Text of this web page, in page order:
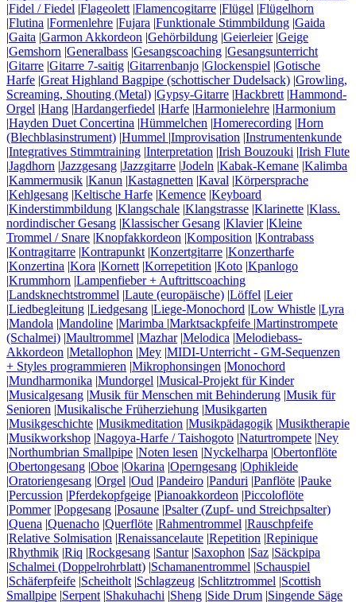
|Fidel / Fiedel |Flageolett|Flamencogitarre |Flügel |Flügelhorn
|Flutina |Formenlehre |Fujara |Funktionale Stimmbildung |Gaida
|Gaita |Garmon Akkordeon |Gehörbildung |Geierleier|Geige
|Gemshorn |Generalbass |Gesangscoaching |Gesangsunterricht
|Gitarre |Gitarre 7-saitig |Gitarrenbanjo |Glockenspiel |Gotische
Harfe |Great Highland Bagpipe (schottischer Dudelsack) |Growling,
Screaming, Shouting (Metal) |Gypsy-Gitarre |Hackbrett|Hammond-
Orgel |Hang |Hardangerfiedel |Harfe |Harmonielehre |Harmonium
|Hayden Duet Concertina |Hümmelchen |Homerecording |Horn
(Blechblasinstrument) |Hummel |Improvisation |Instrumentenkunde
|Integratives Stimmtraining |Interpretation |Irish Bouzouki |Irish Flute
|Jagdhorn |Jazzgesang |Jazzgitarre |Jodeln |Kabak-Kemane |Kalimba
|Kammermusik |Kanun |Kastagnetten |Kaval |Körpersprache
|Kehlgesang |Keltische Harfe |Kemence |Keyboard
|Kinderstimmbildung |Klangschale |Klangstrasse |Klarinette |Klass.
nordindischer Gesang |Klassischer Gesang |Klavier|Kleine
Trommel / Snare |Knopfakkordeon |Komposition |Kontrabass
|Kontragitarre |Kontrapunkt|Konzertgitarre |Konzertharfe
|Konzertina |Kora |Kornett|Korrepetition |Koto |Kpanlogo
|Krummhorn |Lampenfieber + Auftrittscoaching
|Landsknechtstrommel |Laute (europäische) |Löffel |Leier
|Liedbegleitung |Liedgesang |Liege-Monochord |Low Whistle |Lyra
|Mandola |Mandoline |Marimba |Marktsackpfeife |Martinstrompete
(Schalmei) |Maultrommel |Mazhar|Melodica |Melodiebass-
Akkordeon |Metallophon |Mey |MIDI-Unterricht - GM-Sequenzen
+ Styles programmieren |Mikrophonsingen |Monochord
|Mundharmonika |Mundorgel |Musical-Projekt für Kinder
|Musicalgesang |Musik für Menschen mit Behinderung |Musik für
Senioren |Musikalische Früherziehung |Musikgarten
|Musikgeschichte |Musikmeditation |Musikpädagogik |Musiktherapie
|Musikworkshop |Nagoya-Harfe / Taishogoto |Naturtrompete |Ney
|Northumbrian Smallpipe |Noten lesen |Nyckelharpa |Obertonflöte
|Obertongesang |Oboe |Okarina |Operngesang |Ophikleide
|Oratoriengesang |Orgel |Oud |Pandeiro |Panduri |Panflöte |Pauke
|Percussion |Pferdekopfgeige |Pianoakkordeon |Piccoloflöte
|Pommer|Popgesang |Posaune |Psalter (Zupf- und Streichpsalter)
|Quena |Quenacho |Querflöte |Rahmentrommel |Rauschpfeife
|Relative Solmisation |Renaissancelaute |Repetition |Repinique
|Rhythmik |Riq |Rockgesang |Santur|Saxophon |Saz |Säckpipa
|Schalmei (Doppelrohrblatt) |Schamanentrommel |Schauspiel
|Schäferpfeife |Scheitholt|Schlagzeug |Schlitztrommel |Scottish
Smallpipe |Serpent|Shakuhachi |Sheng |Side Drum |Singende Säge